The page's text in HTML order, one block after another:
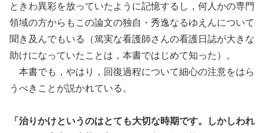
ときわ異彩を放っていたように記憶するし，何人かの専門
領域の方からもこの論文の独自・秀逸なるゆえんについて
聞き及んでもいる（篤実な看護師さんの看護日誌が大きな
助けになっていたことは，本書ではじめて知った）。
本書でも，やはり，回復過程について細心の注意をはら
うべきことが説かれている。
「治りかけというのはとても大切な時期です。しかしわれ